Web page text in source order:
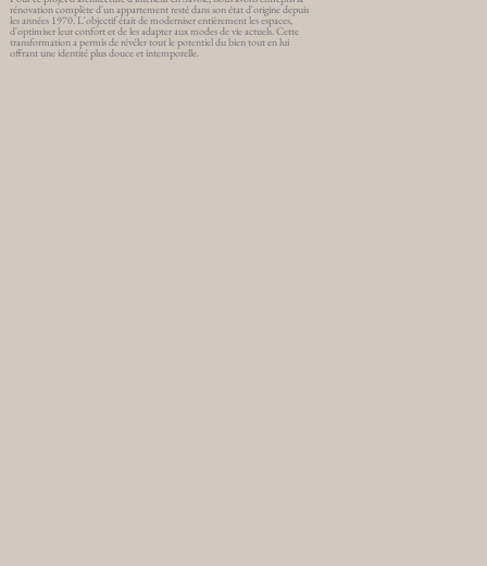
rénovation complète d'un appartement resté dans son état d'origine depuis
les années 1970. L'objectif était de moderniser entièrement les espaces,
d'optimiser leur confort et de les adapter aux modes de vie actuels. Cette
transformation a permis de révéler tout le potentiel du bien tout en lui
offrant une identité plus douce et intemporelle.